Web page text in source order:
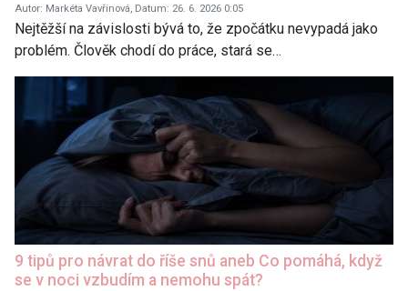
Autor: Markéta Vavřinová, Datum: 26. 6. 2026 0:05
Nejtěžší na závislosti bývá to, že zpočátku nevypadá jako
problém. Člověk chodí do práce, stará se…
9 tipů pro návrat do říše snů aneb Co pomáhá, když
se v noci vzbudím a nemohu spát?